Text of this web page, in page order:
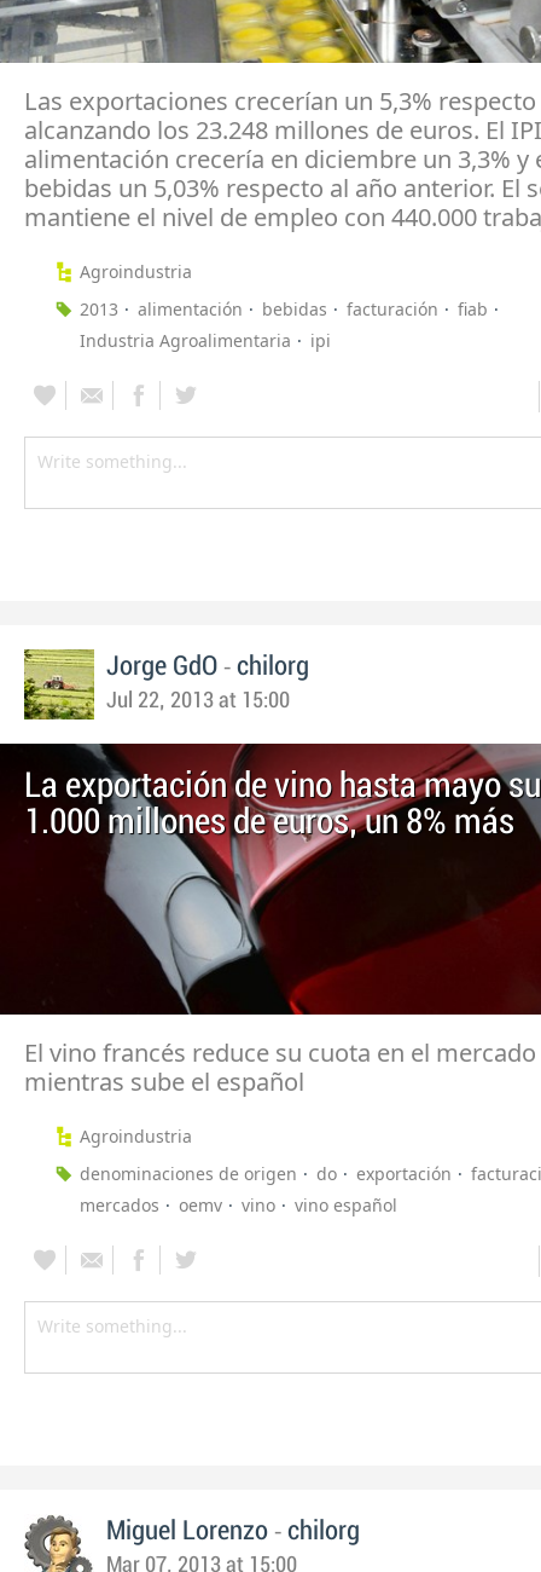
Las exportaciones crecerían un 5,3% respecto
alcanzando los 23.248 millones de euros. El
alimentación crecería en diciembre un 3,3% y
bebidas un 5,03% respecto al año anterior. El
mantiene el nivel de empleo con 440.000
Agroindustria
2013
alimentación bebidas facturación
fiab
Industria Agroalimentaria
ipi
Jorge GdO - chilorg
Jul 22, 2013 at 15:00
La exportación de vino hasta mayo
1.000 millones de euros, un 8% más
El vino francés reduce su cuota en el
mientras sube el español
Agroindustria
denominaciones de origen
do exportación
mercados
oemv vino vino español
Miguel Lorenzo - chilorg
Mar 07, 2013 at 15:00